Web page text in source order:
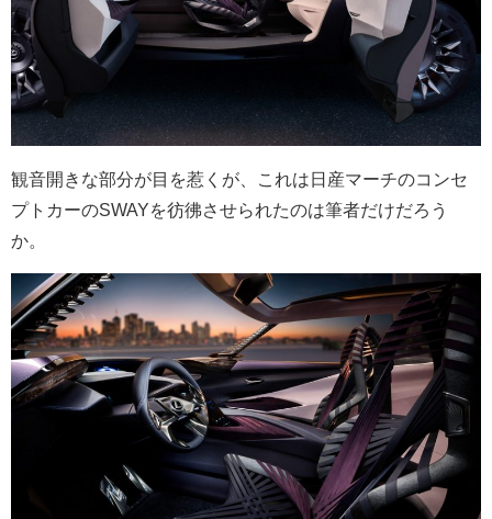
観音開きな部分が目を惹くが、これは日産マーチのコンセ
プトカーのSWAYを彷彿させられたのは筆者だけだろう
か。